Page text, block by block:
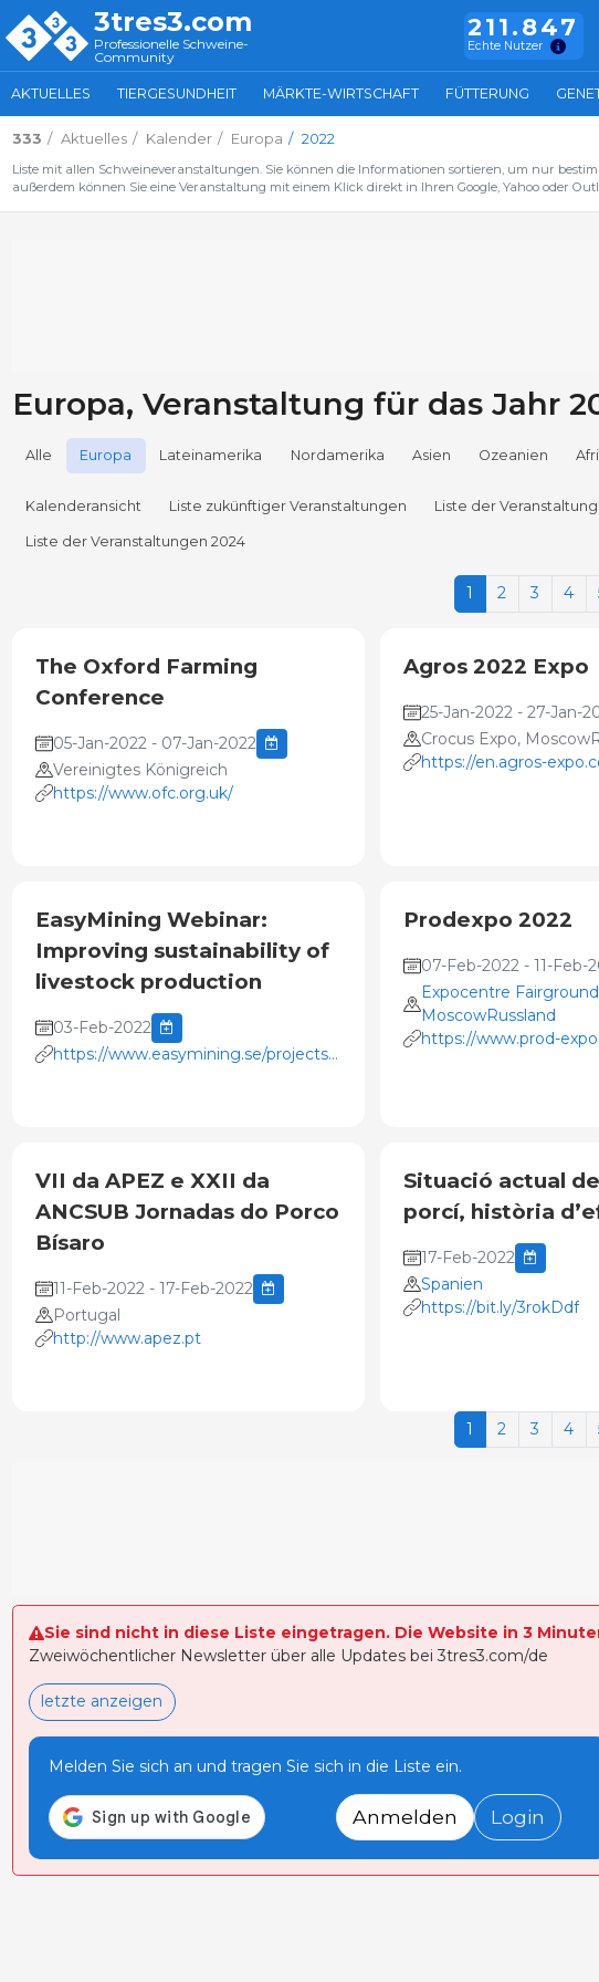
3tres3.com
Professionelle Schweine-
Community
211.847
Echte Nutzer
AKTUELLES TIERGESUNDHEIT MÄRKTE-WIRTSCHAFT FÜTTERUNG
333 Aktuelles Kalender Europa 2022
Liste mit allen Schweineveranstaltungen. Sie können die Informationen sortieren, um nur
außerdem können Sie eine Veranstaltung mit einem Klick direkt in Ihren Google, Yahoo oder
Europa, Veranstaltung für das Jahr
Alle Europa Lateinamerika Nordamerika Asien Ozeanien
Kalenderansicht Liste zukünftiger Veranstaltungen Liste der
Liste der Veranstaltungen 2024
1 2 3 4
The Oxford Farming
Conference
05-Jan-2022 - 07-Jan-2022
Vereinigtes Königreich
https://www.ofc.org.uk/
Agros 2022 Expo
25-Jan-2022 - 27-Jan-
Crocus Expo,
https://en.agros-
EasyMining Webinar:
Improving sustainability of
livestock production
03-Feb-2022
https://www.easymining.se/projects/feed-
Prodexpo 2022
07-Feb-2022 - 11-Feb-
Expocentre
MoscowRussland
https://www.prod-
VII da APEZ e XXII da
ANCSUB Jornadas do Porco
Bísaro
11-Feb-2022 - 17-Feb-2022
Portugal
http://www.apez.pt
Situació actual
porcí, història
17-Feb-2022
Spanien
https://bit.ly/3rokDdf
1 2 3 4
Sie sind nicht in diese Liste eingetragen. Die Website in 3
Zweiwöchentlicher Newsletter über alle Updates bei 3tres3.com/de
letzte anzeigen
Melden Sie sich an und tragen Sie sich in die Liste ein.
Anmelden Login